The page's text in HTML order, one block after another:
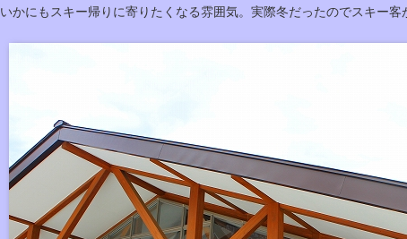
いかにもスキー帰りに寄りたくなる雰囲気。実際冬だったのでスキー客